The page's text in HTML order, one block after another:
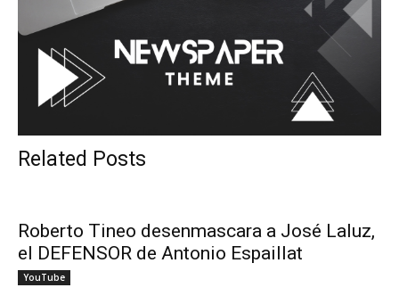
Related Posts
Roberto Tineo desenmascara a José Laluz,
el DEFENSOR de Antonio Espaillat
YouTube